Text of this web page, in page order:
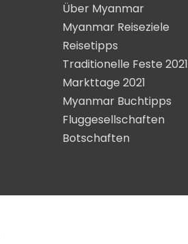
Über Myanmar
Myanmar Reiseziele
Reisetipps
Traditionelle Feste 2021
Markttage 2021
Myanmar Buchtipps
Fluggesellschaften
Botschaften